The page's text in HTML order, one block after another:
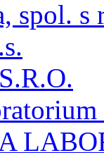
spol. s